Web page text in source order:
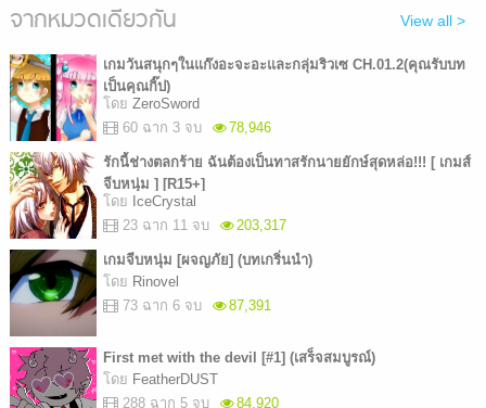
จากหมวดเดียวกัน View all >
เกมวันสนุกๆในแก๊งอะจะอะและกลุ่มริวเซ CH.01.2(คุณรับบท
เป็นคุณกิ๊ป)
โดย ZeroSword
60 ฉาก 3 จบ
78,946
รักนี้ช่างตลกร้าย ฉันต้องเป็นทาสรักนายยักษ์สุดหล่อ!!! [ เกมส์
จีบหนุ่ม ] [R15+]
โดย IceCrystal
23 ฉาก 11 จบ
203,317
เกมจีบหนุ่ม [ผจญภัย] (บทเกริ่นนำ)
โดย Rinovel
73 ฉาก 6 จบ
87,391
First met with the devil [#1] (เสร็จสมบูรณ์)
โดย FeatherDUST
288 ฉาก 5 จบ
84,920